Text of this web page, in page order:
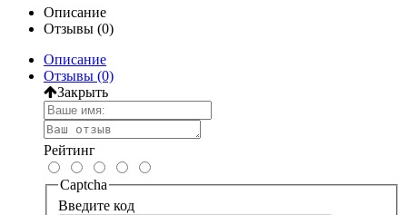
Описание
Отзывы (0)
Описание
Отзывы (0)
Закрыть
Рейтинг
Captcha
Введите код